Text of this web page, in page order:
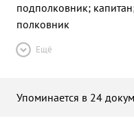
подполковник;
полковник
Ещё
Упоминается в 24